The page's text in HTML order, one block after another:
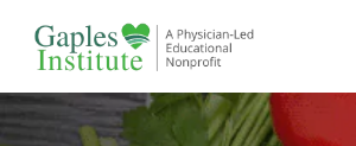
content
Gaples Institute
A physician-led educational